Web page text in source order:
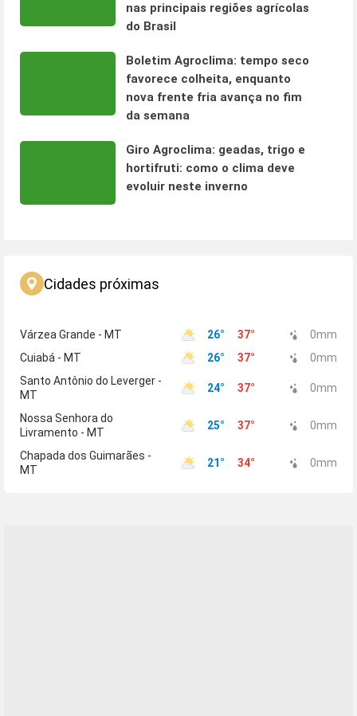
nas principais regiões agrícolas
do Brasil
Boletim Agroclima: tempo seco
favorece colheita, enquanto
nova frente fria avança no fim
da semana
Giro Agroclima: geadas, trigo e
hortifruti: como o clima deve
evoluir neste inverno
Cidades próximas
Várzea Grande - MT 26° 37° 0mm
Cuiabá - MT
26° 37° 0mm
Santo Antônio do Leverger -
MT
24° 37° 0mm
Nossa Senhora do
Livramento - MT
25° 37° 0mm
Chapada dos Guimarães -
MT
21° 34° 0mm